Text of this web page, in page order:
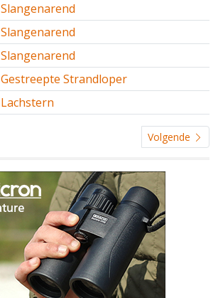
Slangenarend
Slangenarend
Slangenarend
Gestreepte Strandloper
Lachstern
Volgende